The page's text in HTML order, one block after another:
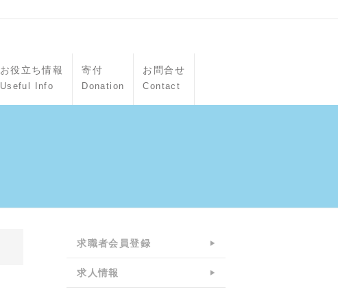
お役立ち情報
Useful Info
寄付
Donation
お問合せ
Contact
求職者会員登録
求人情報